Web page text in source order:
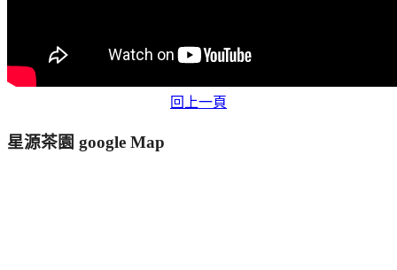
回上一頁
星源茶園 google Map